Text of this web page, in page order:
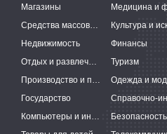
Магазины
Средства массовой информации
Недвижимость
Финансы
Отдых и развлечения
Туризм
Производство и поставки
Одежда и
Государство
Компьютеры и интернет
Безопасность